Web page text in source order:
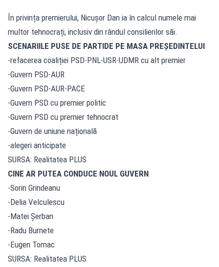
În privința premierului, Nicușor Dan ia în calcul numele mai
multor tehnocrați, inclusiv din rândul consilierilor săi.
SCENARIILE PUSE DE PARTIDE PE MASA PREȘEDINTELUI
-refacerea coaliției PSD-PNL-USR-UDMR cu alt premier
-Guvern PSD-AUR
-Guvern PSD-AUR-PACE
-Guvern PSD cu premier politic
-Guvern PSD cu premier tehnocrat
-Guvern de uniune națională
-alegeri anticipate
SURSA: Realitatea PLUS
CINE AR PUTEA CONDUCE NOUL GUVERN
-Sorin Grindeanu
-Delia Velculescu
-Matei Șerban
-Radu Burnete
-Eugen Tomac
SURSA: Realitatea PLUS